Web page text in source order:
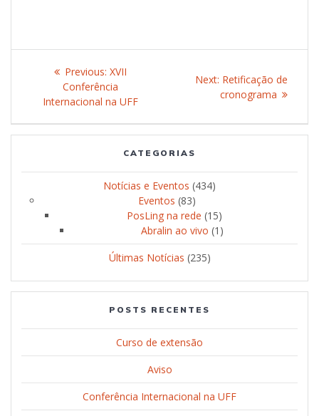
Post
navigation
Previous: Previous
post:
XVII
Conferência
Internacional na UFF
Next: Next
post:
Retificação de
cronograma
CATEGORIAS
Notícias e Eventos (434)
Eventos (83)
PosLing na rede (15)
Abralin ao vivo (1)
Últimas Notícias (235)
POSTS RECENTES
Curso de extensão
Aviso
Conferência Internacional na UFF